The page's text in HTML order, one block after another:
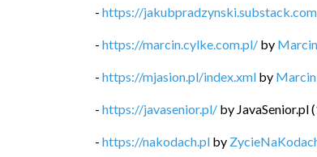
- https://jakubpradzynski.substack.com
- https://marcin.cylke.com.pl/ by
- https://mjasion.pl/index.xml by
- https://javasenior.pl/ by JavaSenior.pl(
- https://nakodach.pl by